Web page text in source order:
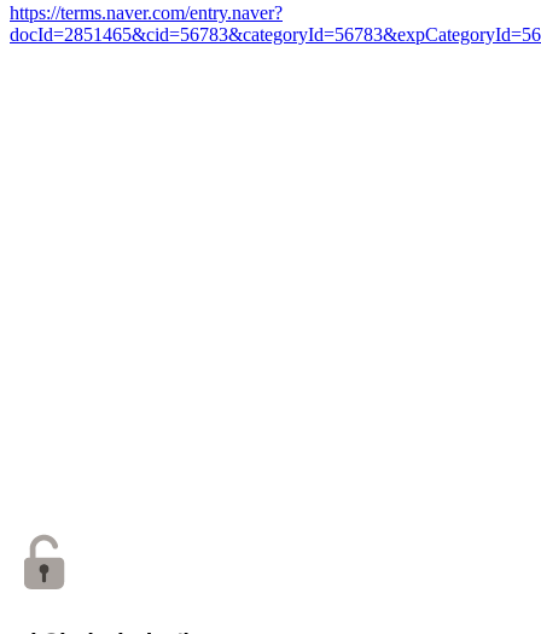
https://terms.naver.com/entry.naver?